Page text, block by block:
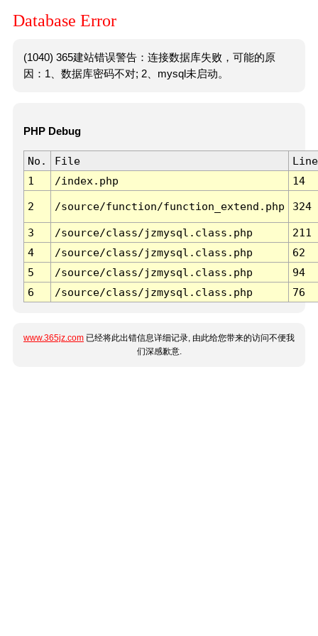
Database Error
(1040) 365建站错误警告：连接数据库失败，可能的原
因：1、数据库密码不对; 2、mysql未启动。
PHP Debug
No. File
Line
1
/index.php 14
2 /source/function/function_extend.php 324
3 /source/class/jzmysql.class.php
211
4
/source/class/jzmysql.class.php
62
5
/source/class/jzmysql.class.php
94
6
/source/class/jzmysql.class.php 76
www.365jz.com 已经将此出错信息详细记录, 由此给您带来的访问不便我
们深感歉意.